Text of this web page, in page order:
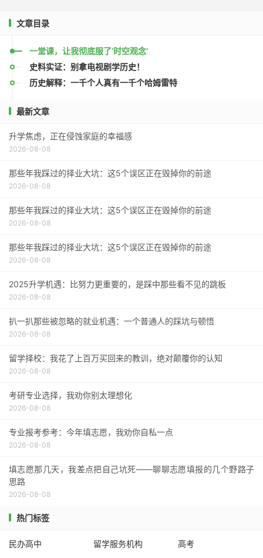
文章目录
一堂课，让我彻底服了‘时空观念’
史料实证：别拿电视剧学历史！
历史解释：一千个人真有一千个哈姆雷特
最新文章
升学焦虑，正在侵蚀家庭的幸福感
2026-08-08
那些年我踩过的择业大坑：这5个误区正在毁掉你的前途
2026-08-08
那些年我踩过的择业大坑：这5个误区正在毁掉你的前途
2026-08-08
那些年我踩过的择业大坑：这5个误区正在毁掉你的前途
2026-08-08
2025升学机遇：比努力更重要的，是踩中那些看不见的跳板
2026-08-08
扒一扒那些被忽略的就业机遇：一个普通人的踩坑与顿悟
2026-08-08
留学择校：我花了上百万买回来的教训，绝对颠覆你的认知
2026-08-08
考研专业选择，我劝你别太理想化
2026-08-08
专业报考参考：今年填志愿，我劝你自私一点
2026-08-08
填志愿那几天，我差点把自己坑死——聊聊志愿填报的几个野路子
思路
2026-08-08
热门标签
民办高中 留学服务机构
高考